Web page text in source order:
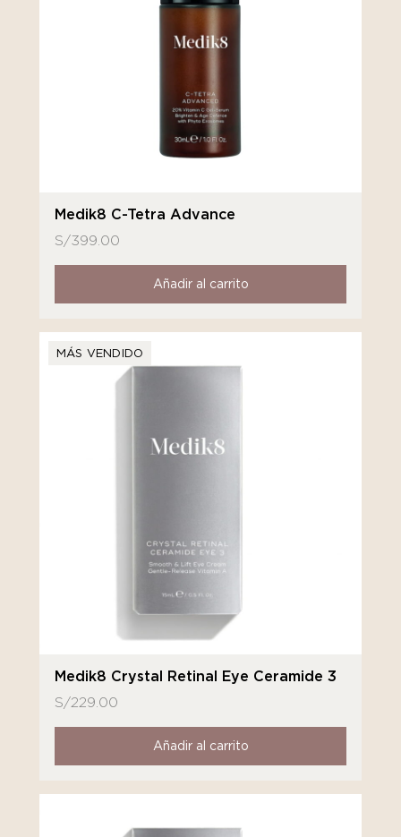
Medik8 C-Tetra Advance
S/399.00
Añadir al carrito
MÁS VENDIDO
Medik8 Crystal Retinal Eye Ceramide 3
S/229.00
Añadir al carrito